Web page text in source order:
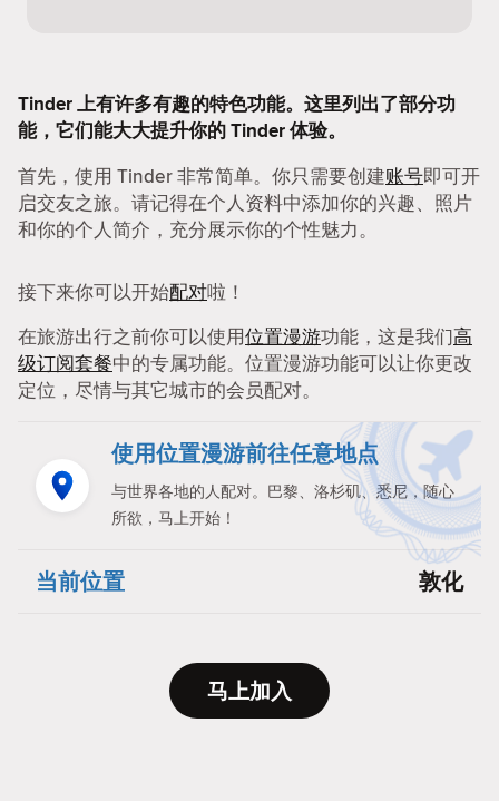
Tinder 上有许多有趣的特色功能。这里列出了部分功
能，它们能大大提升你的 Tinder 体验。
首先，使用 Tinder 非常简单。你只需要创建账号即可开
启交友之旅。请记得在个人资料中添加你的兴趣、照片
和你的个人简介，充分展示你的个性魅力。
接下来你可以开始配对啦！
在旅游出行之前你可以使用位置漫游功能，这是我们高
级订阅套餐中的专属功能。位置漫游功能可以让你更改
定位，尽情与其它城市的会员配对。
使用位置漫游前往任意地点
与世界各地的人配对。巴黎、洛杉矶、悉尼，随心
所欲，马上开始！
当前位置 敦化
马上加入